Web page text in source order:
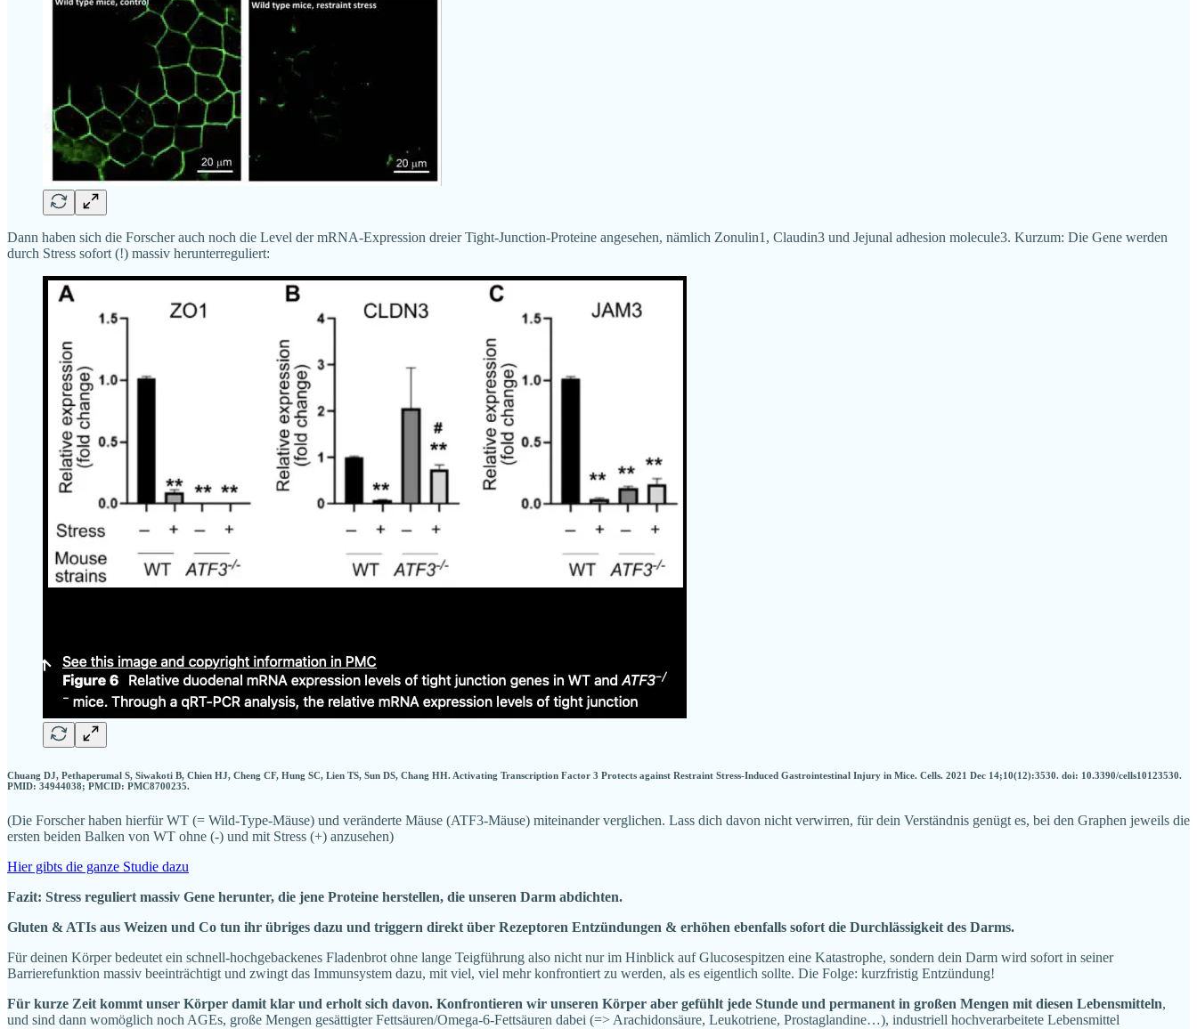
Dann haben sich die Forscher auch noch die Level der mRNA-Expression dreier Tight-Junction-Proteine angesehen, nämlich Zonulin1, Claudin3 und Jejunal adhesion molecule3. Kurzum: Die Gene werden
durch Stress sofort (!) massiv herunterreguliert:
Chuang DJ, Pethaperumal S, Siwakoti B, Chien HJ, Cheng CF, Hung SC, Lien TS, Sun DS, Chang HH. Activating Transcription Factor 3 Protects against Restraint Stress-Induced Gastrointestinal Injury in Mice. Cells. 2021 Dec 14;10(12):3530. doi: 10.3390/cells10123530.
PMID: 34944038; PMCID: PMC8700235.
(Die Forscher haben hierfür WT (= Wild-Type-Mäuse) und veränderte Mäuse (ATF3-Mäuse) miteinander verglichen. Lass dich davon nicht verwirren, für dein Verständnis genügt es, bei den Graphen jeweils die
ersten beiden Balken von WT ohne (-) und mit Stress (+) anzusehen)
Hier gibts die ganze Studie dazu
Fazit: Stress reguliert massiv Gene herunter, die jene Proteine herstellen, die unseren Darm abdichten.
Gluten & ATIs aus Weizen und Co tun ihr übriges dazu und triggern direkt über Rezeptoren Entzündungen & erhöhen ebenfalls sofort die Durchlässigkeit des Darms.
Für deinen Körper bedeutet ein schnell-hochgebackenes Fladenbrot ohne lange Teigführung also nicht nur im Hinblick auf Glucosespitzen eine Katastrophe, sondern dein Darm wird sofort in seiner
Barrierefunktion massiv beeinträchtigt und zwingt das Immunsystem dazu, mit viel, viel mehr konfrontiert zu werden, als es eigentlich sollte. Die Folge: kurzfristig Entzündung!
Für kurze Zeit kommt unser Körper damit klar und erholt sich davon. Konfrontieren wir unseren Körper aber gefühlt jede Stunde und permanent in großen Mengen mit diesen Lebensmitteln,
und sind dann womöglich noch AGEs, große Mengen gesättigter Fettsäuren/Omega-6-Fettsäuren dabei (=> Arachidonsäure, Leukotriene, Prostaglandine…), industriell hochverarbeitete Lebensmittel